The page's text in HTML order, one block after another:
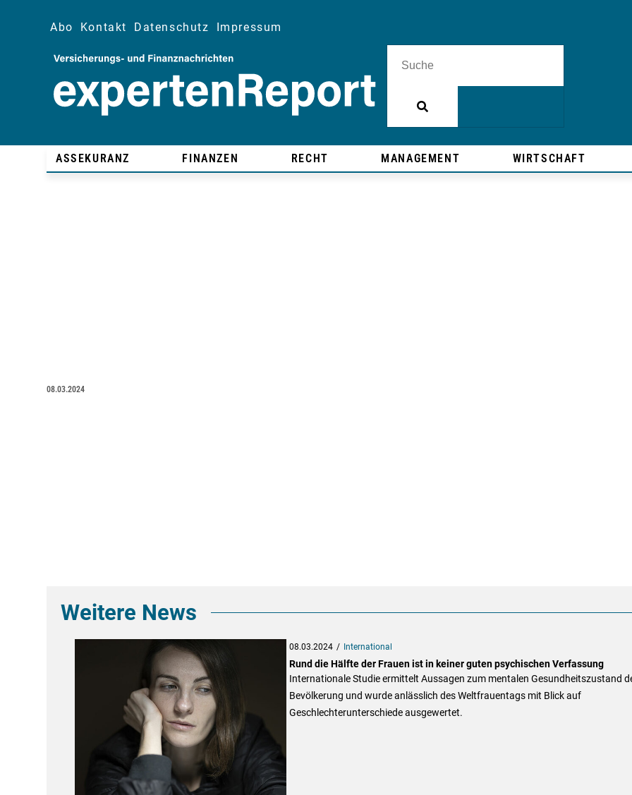
Abo Kontakt Datenschutz Impressum
ASSEKURANZ FINANZEN RECHT MANAGEMENT WIRTSCHAFT
08.03.2024
Weitere News
08.03.2024 International
Rund die Hälfte der Frauen ist in keiner guten psychischen Verfassung
Internationale Studie ermittelt Aussagen zum mentalen Gesundheitszustand
Bevölkerung und wurde anlässlich des Weltfrauentags mit Blick auf
Geschlechterunterschiede ausgewertet.